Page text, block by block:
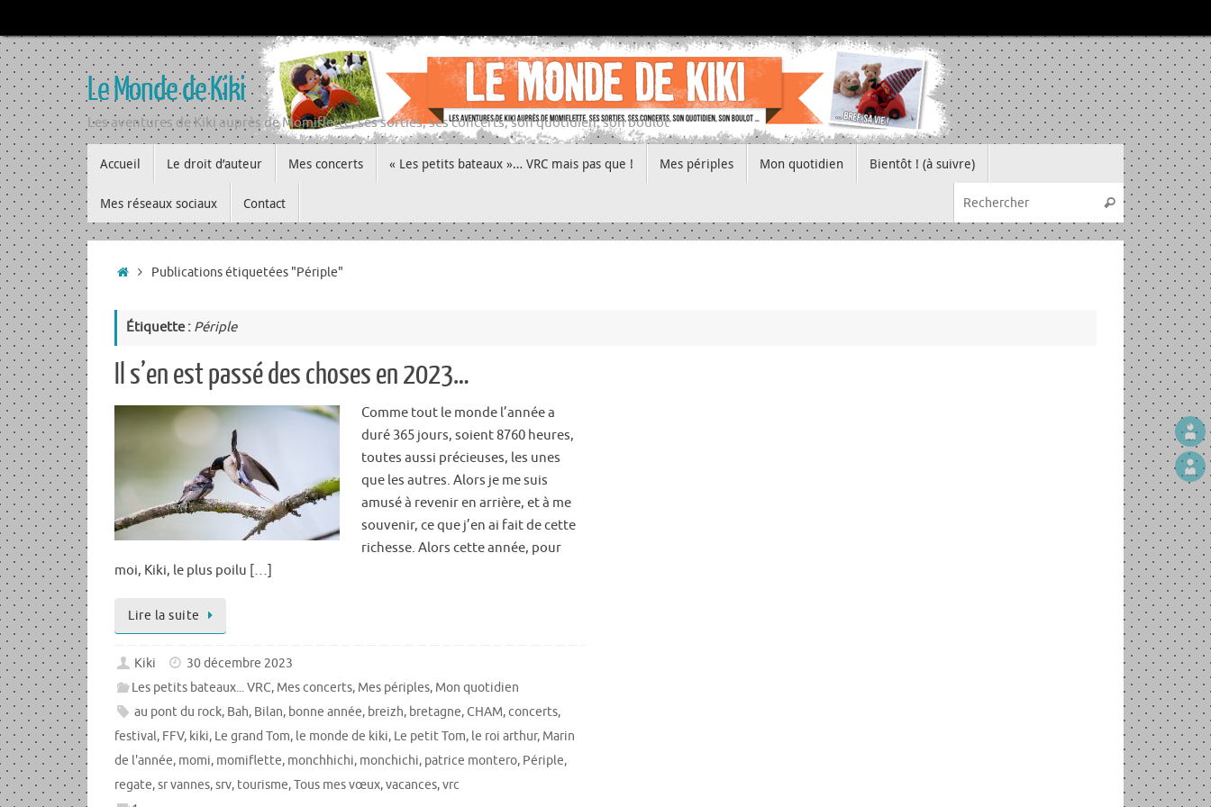
au
contenu
Le Monde de Kiki
Les aventures de Kiki auprès de Momiflette, ses sorties, ses concerts, son quotidien, son boulot
au
contenu
Accueil Le droit d’auteur Mes concerts « Les petits bateaux »… VRC mais pas que ! Mes périples Mon quotidien Bientôt ! (à suivre)
Mes réseaux sociaux Contact
Recherche
Rechercher
Accueil
Publications étiquetées "Périple"
Étiquette : Périple
Il s’en est passé des choses en 2023…
Comme tout le monde l’année a
duré 365 jours, soient 8760 heures,
toutes aussi précieuses, les unes
que les autres. Alors je me suis
amusé à revenir en arrière, et à me
souvenir, ce que j’en ai fait de cette
richesse. Alors cette année, pour
moi, Kiki, le plus poilu […]
Lire la suite
Kiki
30 décembre 2023
Les petits bateaux... VRC, Mes concerts, Mes périples, Mon quotidien
au pont du rock, Bah, Bilan, bonne année, breizh, bretagne,CHAM,concerts,
festival, FFV, kiki, Le grand Tom, le monde de kiki, Le petit Tom, le roi arthur, Marin
de l'année, momi, momiflette, monchhichi, monchichi, patrice montero, Périple,
regate,sr vannes,srv, tourisme,Tous mes vœux,vacances,vrc